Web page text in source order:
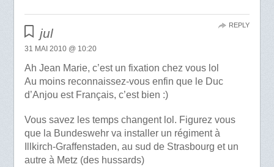
jul
31 MAI 2010 @ 10:20
Ah Jean Marie, c’est un fixation chez vous lol
Au moins reconnaissez-vous enfin que le Duc
d’Anjou est Français, c’est bien :)
Vous savez les temps changent lol. Figurez vous
que la Bundeswehr va installer un régiment à
Illkirch-Graffenstaden, au sud de Strasbourg et un
autre à Metz (des hussards)
REPLY